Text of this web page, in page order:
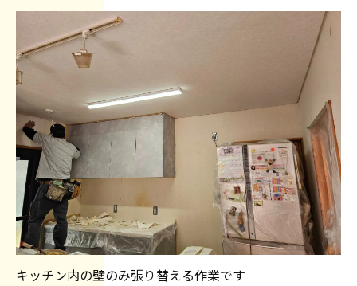
キッチン内の壁のみ張り替える作業です